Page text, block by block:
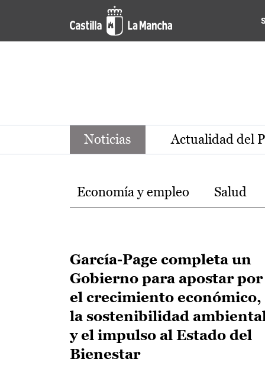
Pasar al contenido principal
Noticias de la región de
Noticias Actualidad del
Temas
Economía y empleo Salud
García-Page completa un
Gobierno para apostar por
el crecimiento económico,
la sostenibilidad
y el impulso al Estado del
Bienestar